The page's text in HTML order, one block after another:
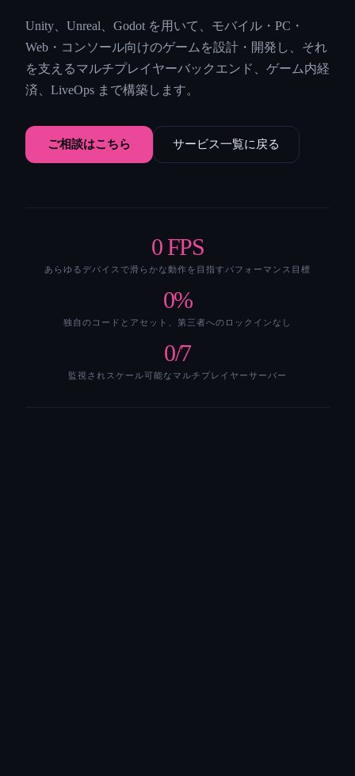
Unity、Unreal、Godot を用いて、モバイル・PC・
Web・コンソール向けのゲームを設計・開発し、それ
を支えるマルチプレイヤーバックエンド、ゲーム内経
済、LiveOps まで構築します。
ご相談はこちら サービス一覧に戻る
0FPS
あらゆるデバイスで滑らかな動作を目指すパフォーマンス目標
0%
独自のコードとアセット、第三者へのロックインなし
0/7
監視されスケール可能なマルチプレイヤーサーバー